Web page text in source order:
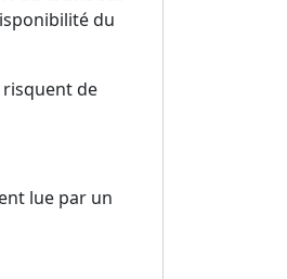
du
risquent de
lue par un